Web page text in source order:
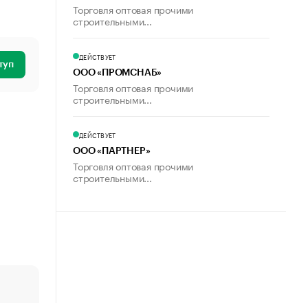
Торговля оптовая прочими
строительными...
ДЕЙСТВУЕТ
ООО «ПРОМСНАБ»
Торговля оптовая прочими
строительными...
ДЕЙСТВУЕТ
ООО «ПАРТНЕР»
Торговля оптовая прочими
строительными...